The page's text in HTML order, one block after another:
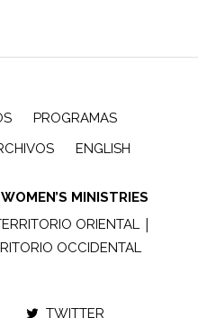
PROGRAMAS
ENGLISH
MINISTRIES
ORIENTAL |
OCCIDENTAL
TWITTER